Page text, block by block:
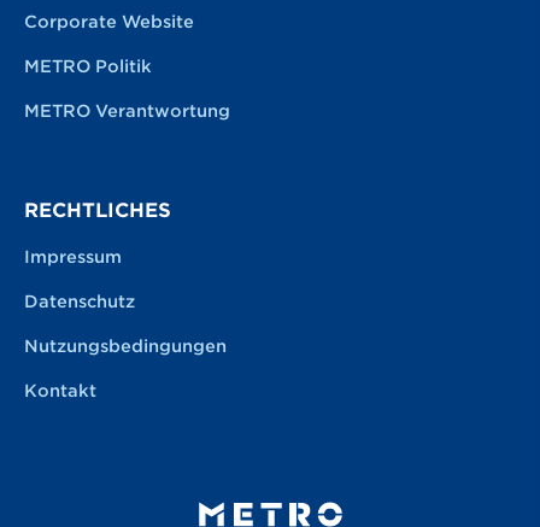
Corporate Website
METRO Politik
METRO Verantwortung
RECHTLICHES
Impressum
Datenschutz
Nutzungsbedingungen
Kontakt